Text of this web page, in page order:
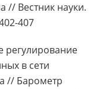
// Вестник науки.
407
регулирование
в сети
// Барометр